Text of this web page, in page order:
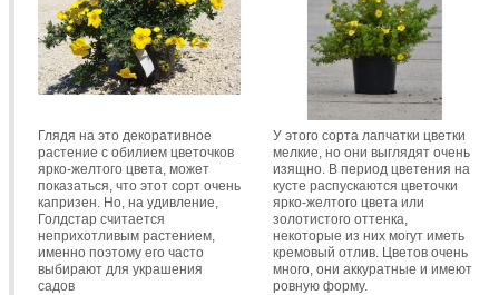
Глядя на это декоративное
растение с обилием цветочков
ярко-желтого цвета, может
показаться, что этот сорт очень
капризен. Но, на удивление,
Голдстар считается
неприхотливым растением,
именно поэтому его часто
выбирают для украшения
садов
У этого сорта лапчатки цветки
мелкие, но они выглядят очень
изящно. В период цветения на
кусте распускаются цветочки
ярко-желтого цвета или
золотистого оттенка,
некоторые из них могут иметь
кремовый отлив. Цветов очень
много, они аккуратные и имеют
ровную форму.